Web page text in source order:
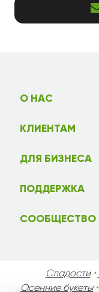
О НАС
КЛИЕНТАМ
ДЛЯ БИЗНЕСА
ПОДДЕРЖКА
СООБЩЕСТВО
Сладости•
Осенние букеты•